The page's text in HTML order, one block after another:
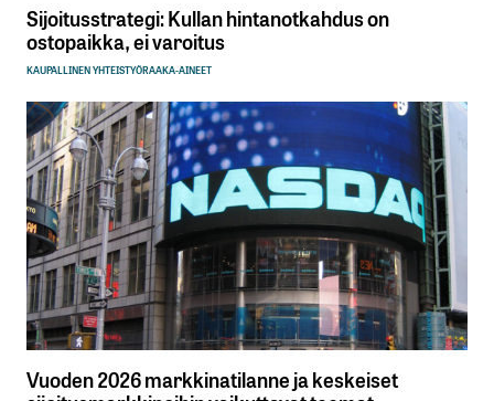
Sijoitusstrategi: Kullan hintanotkahdus on
ostopaikka, ei varoitus
KAUPALLINEN YHTEISTYÖRAAKA-AINEET
Vuoden 2026 markkinatilanne ja keskeiset